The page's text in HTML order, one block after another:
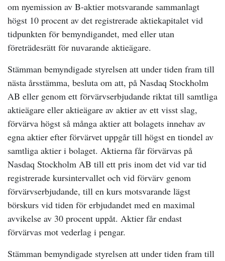
om nyemission av B-aktier motsvarande sammanlagt
högst 10 procent av det registrerade aktiekapitalet vid
tidpunkten för bemyndigandet, med eller utan
företrädesrätt för nuvarande aktieägare.
Stämman bemyndigade styrelsen att under tiden fram till
nästa årsstämma, besluta om att, på Nasdaq Stockholm
AB eller genom ett förvärvserbjudande riktat till samtliga
aktieägare eller aktieägare av aktier av ett visst slag,
förvärva högst så många aktier att bolagets innehav av
egna aktier efter förvärvet uppgår till högst en tiondel av
samtliga aktier i bolaget. Aktierna får förvärvas på
Nasdaq Stockholm AB till ett pris inom det vid var tid
registrerade kursintervallet och vid förvärv genom
förvärvserbjudande, till en kurs motsvarande lägst
börskurs vid tiden för erbjudandet med en maximal
avvikelse av 30 procent uppåt. Aktier får endast
förvärvas mot vederlag i pengar.
Stämman bemyndigade styrelsen att under tiden fram till